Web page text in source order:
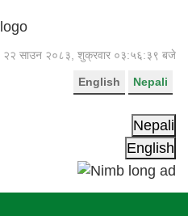
२२ साउन २०८३, शुक्रवार ०३:५६:३९ बजे
Nepali
English
Nepali
English